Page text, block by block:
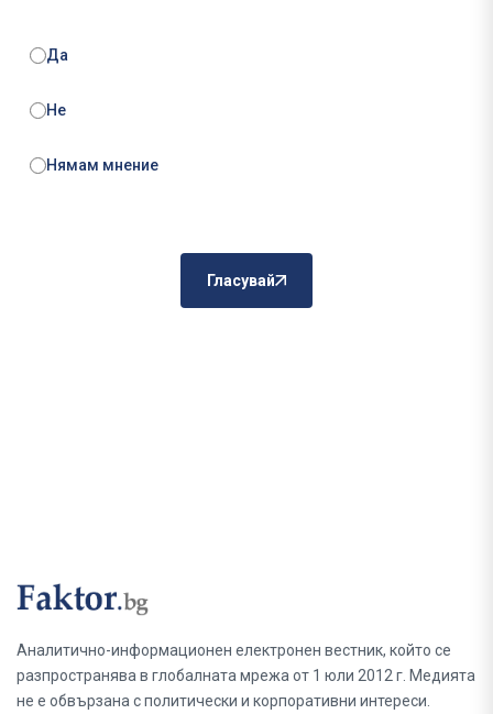
Да
Не
Нямам мнение
Гласувай
Аналитично-информационен електронен вестник, който се
разпространява в глобалната мрежа от 1 юли 2012 г. Медията
не е обвързана с политически и корпоративни интереси.